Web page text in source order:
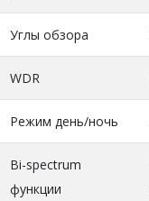
Углы обзора
WDR
Режим день/ночь
Bi-spectrum
функции